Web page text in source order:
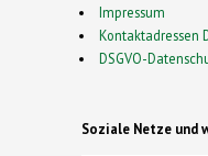
Impressum
Kontaktadressen
DSGVO-
Soziale Netze und